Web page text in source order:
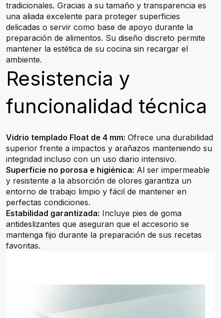
tradicionales. Gracias a su tamaño y transparencia es
una aliada excelente para proteger superficies
delicadas o servir como base de apoyo durante la
preparación de alimentos. Su diseño discreto permite
mantener la estética de su cocina sin recargar el
ambiente.
Resistencia y
funcionalidad técnica
Vidrio templado Float de 4 mm: Ofrece una durabilidad
superior frente a impactos y arañazos manteniendo su
integridad incluso con un uso diario intensivo.
Superficie no porosa e higiénica: Al ser impermeable
y resistente a la absorción de olores garantiza un
entorno de trabajo limpio y fácil de mantener en
perfectas condiciones.
Estabilidad garantizada: Incluye pies de goma
antideslizantes que aseguran que el accesorio se
mantenga fijo durante la preparación de sus recetas
favoritas.